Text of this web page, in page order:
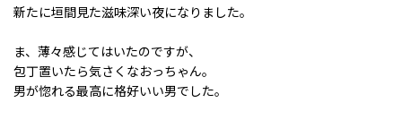
新たに垣間見た滋味深い夜になりました。
ま、薄々感じてはいたのですが、
包丁置いたら気さくなおっちゃん。
男が惚れる最高に格好いい男でした。